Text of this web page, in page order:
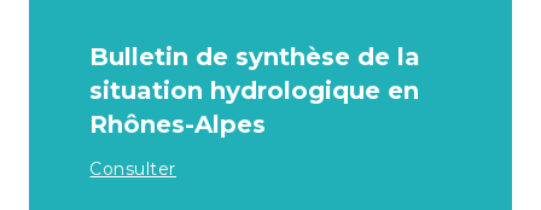
Bulletin de synthèse de la
situation hydrologique en
Rhônes-Alpes
Consulter